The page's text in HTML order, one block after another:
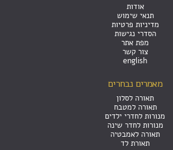
אודות
תנאי שימוש
מדיניות פרטיות
הסדרי נגישות
מפת אתר
צור קשר
english
מאמרים נבחרים
תאורה לסלון
תאורה למטבח
מנורות לחדרי ילדים
מנורות לחדר שינה
תאורה לאמבטיה
תאורת לד